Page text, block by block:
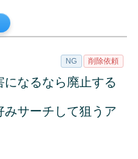
NG 削除依頼
なるなら廃止する
サーチして狙うア